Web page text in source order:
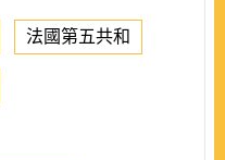
法國第五共和